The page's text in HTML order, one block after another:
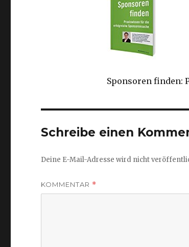
Sponsoren finden:
Schreibe einen
Deine E-Mail-Adresse wird nicht
KOMMENTAR *